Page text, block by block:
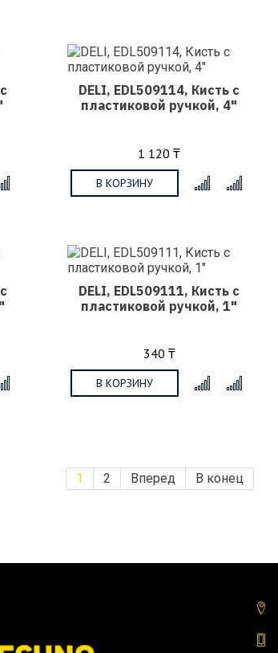
DELI, EDL509114, Кисть с
пластиковой ручкой, 4"
1 120 ₸
В КОРЗИНУ
DELI, EDL509111, Кисть с
пластиковой ручкой, 1"
340 ₸
В КОРЗИНУ
1 2 Вперед В конец